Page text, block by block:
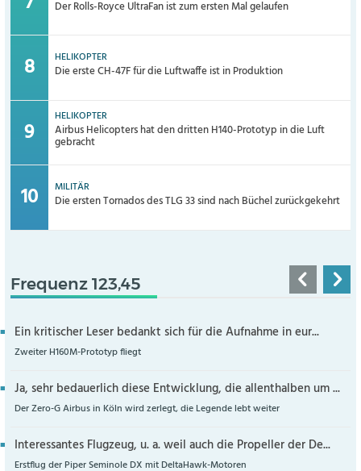
Der Rolls-Royce UltraFan ist zum ersten Mal gelaufen
HELIKOPTER
Die erste CH-47F für die Luftwaffe ist in Produktion
HELIKOPTER
Airbus Helicopters hat den dritten H140-Prototyp in die Luft
gebracht
MILITÄR
Die ersten Tornados des TLG 33 sind nach Büchel zurückgekehrt
Frequenz 123,45
Ein kritischer Leser bedankt sich für die Aufnahme in eur...
Zweiter H160M-Prototyp fliegt
Ja, sehr bedauerlich diese Entwicklung, die allenthalben um ...
Der Zero-G Airbus in Köln wird zerlegt, die Legende lebt weiter
Interessantes Flugzeug, u. a. weil auch die Propeller der De...
Erstflug der Piper Seminole DX mit DeltaHawk-Motoren